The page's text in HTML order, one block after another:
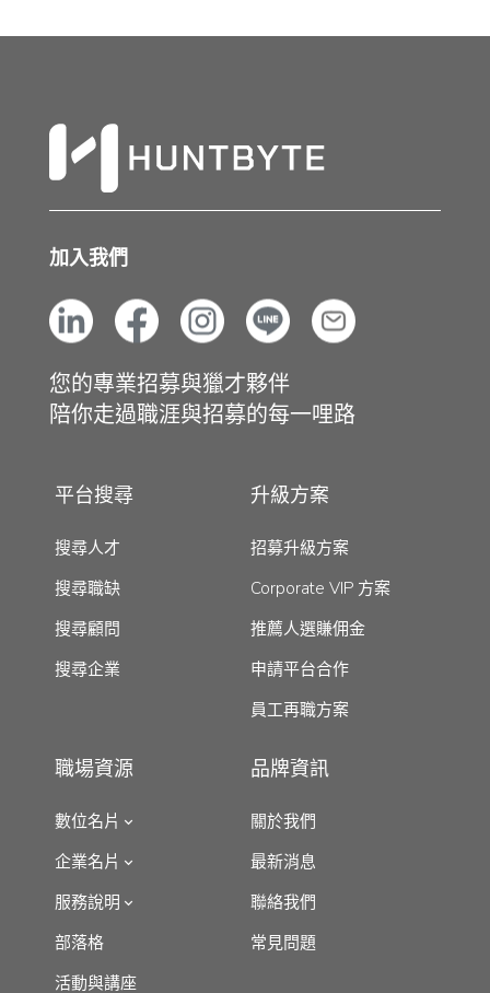
加入我們
您的專業招募與獵才夥伴
陪你走過職涯與招募的每一哩路
平台搜尋
搜尋人才
搜尋職缺
搜尋顧問
搜尋企業
升級方案
招募升級方案
Corporate VIP 方案
推薦人選賺佣金
申請平台合作
員工再職方案
職場資源
數位名片
企業名片
服務說明
部落格
活動與講座
品牌資訊
關於我們
最新消息
聯絡我們
常見問題